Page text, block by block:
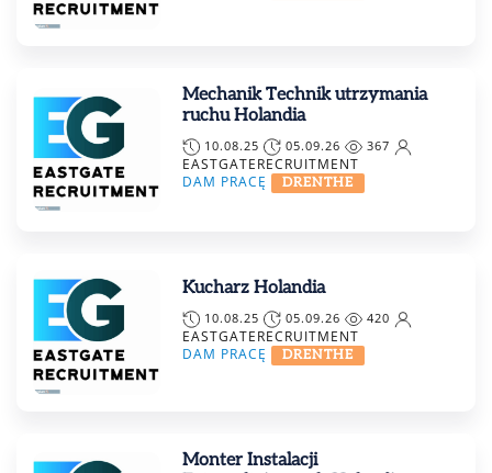
Mechanik Technik utrzymania
ruchu Holandia
10.08.25 05.09.26 367
EASTGATERECRUITMENT
DAM PRACĘ
DRENTHE
Kucharz Holandia
10.08.25 05.09.26 420
EASTGATERECRUITMENT
DAM PRACĘ
DRENTHE
Monter Instalacji